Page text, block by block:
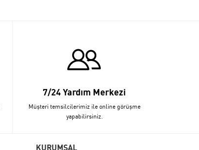
7/24 Yardım Merkezi
Müşteri temsilcilerimiz ile online görüşme
yapabilirsiniz.
KURUMSAL